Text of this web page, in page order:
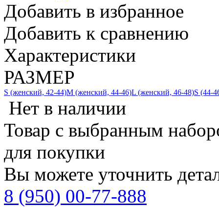
Добавить в избранное
Добавить к сравнению
Характеристики
РАЗМЕР
S (женский, 42-44)M (женский, 44-46)L (женский, 46-48)S (44-
Нет в наличии
Товар с выбранным
для покупки
Вы можете уточнить
8 (950) 00-77-888